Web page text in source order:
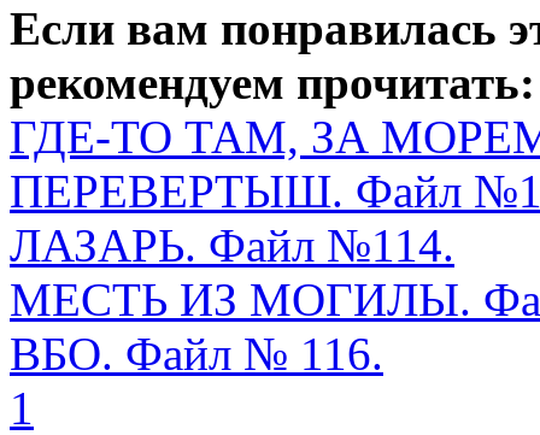
Если вам понравилась
рекомендуем прочитать:
ГДЕ-ТО ТАМ, ЗА
ПЕРЕВЕРТЫШ. Файл
ЛАЗАРЬ. Файл №114.
МЕСТЬ ИЗ МОГИЛЫ.
ВБО. Файл № 116.
1